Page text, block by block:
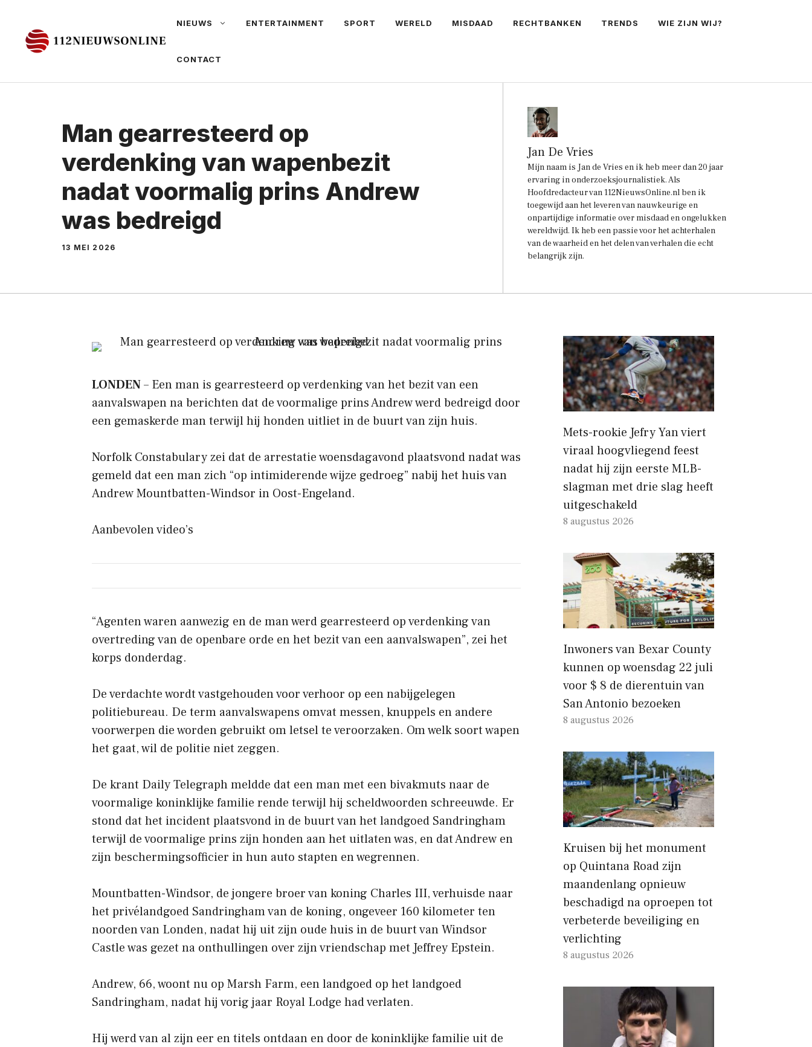
NIEUWS ENTERTAINMENT SPORT WERELD MISDAAD RECHTBANKEN TRENDS WIE ZIJN WIJ?
CONTACT
Man gearresteerd op
verdenking van wapenbezit
nadat voormalig prins Andrew
was bedreigd
13 MEI 2026
Jan De Vries
Mijn naam is Jan de Vries en ik heb meer dan 20 jaar
ervaring in onderzoeksjournalistiek. Als
Hoofdredacteur van 112NieuwsOnline.nl ben ik
toegewijd aan het leveren van nauwkeurige en
onpartijdige informatie over misdaad en ongelukken
wereldwijd. Ik heb een passie voor het achterhalen
van de waarheid en het delen van verhalen die echt
belangrijk zijn.
LONDEN– Een man is gearresteerd op verdenking van het bezit van een
aanvalswapen na berichten dat de voormalige prins Andrew werd bedreigd door
een gemaskerde man terwijl hij honden uitliet in de buurt van zijn huis.
Norfolk Constabulary zei dat de arrestatie woensdagavond plaatsvond nadat was
gemeld dat een man zich “op intimiderende wijze gedroeg” nabij het huis van
Andrew Mountbatten-Windsor in Oost-Engeland.
Aanbevolen video’s
“Agenten waren aanwezig en de man werd gearresteerd op verdenking van
overtreding van de openbare orde en het bezit van een aanvalswapen”, zei het
korps donderdag.
De verdachte wordt vastgehouden voor verhoor op een nabijgelegen
politiebureau. De term aanvalswapens omvat messen, knuppels en andere
voorwerpen die worden gebruikt om letsel te veroorzaken. Om welk soort wapen
het gaat, wil de politie niet zeggen.
De krant Daily Telegraph meldde dat een man met een bivakmuts naar de
voormalige koninklijke familie rende terwijl hij scheldwoorden schreeuwde. Er
stond dat het incident plaatsvond in de buurt van het landgoed Sandringham
terwijl de voormalige prins zijn honden aan het uitlaten was, en dat Andrew en
zijn beschermingsofficier in hun auto stapten en wegrennen.
Mountbatten-Windsor, de jongere broer van koning Charles III, verhuisde naar
het privélandgoed Sandringham van de koning, ongeveer 160 kilometer ten
noorden van Londen, nadat hij uit zijn oude huis in de buurt van Windsor
Castle was gezet na onthullingen over zijn vriendschap met Jeffrey Epstein.
Andrew, 66, woont nu op Marsh Farm, een landgoed op het landgoed
Sandringham, nadat hij vorig jaar Royal Lodge had verlaten.
Hij werd van al zijn eer en titels ontdaan en door de koninklijke familie uit de
Mets-rookie Jefry Yan viert
viraal hoogvliegend feest
nadat hij zijn eerste MLB-
slagman met drie slag heeft
uitgeschakeld
8 augustus 2026
Inwoners van Bexar County
kunnen op woensdag 22 juli
voor $ 8 de dierentuin van
San Antonio bezoeken
8 augustus 2026
Kruisen bij het monument
op Quintana Road zijn
maandenlang opnieuw
beschadigd na oproepen tot
verbeterde beveiliging en
verlichting
8 augustus 2026